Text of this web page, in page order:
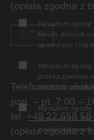
Wyrażam
moich danych
sprzedaży i
Wyrażam
przekazywania
własnych
Wyrażam
głosowa lub
marketingowych
(opłata zgodna z
Telefoniczna
pon. – pt. 7:00 –
tel. +48 22 658 58
(opłata zgodna z